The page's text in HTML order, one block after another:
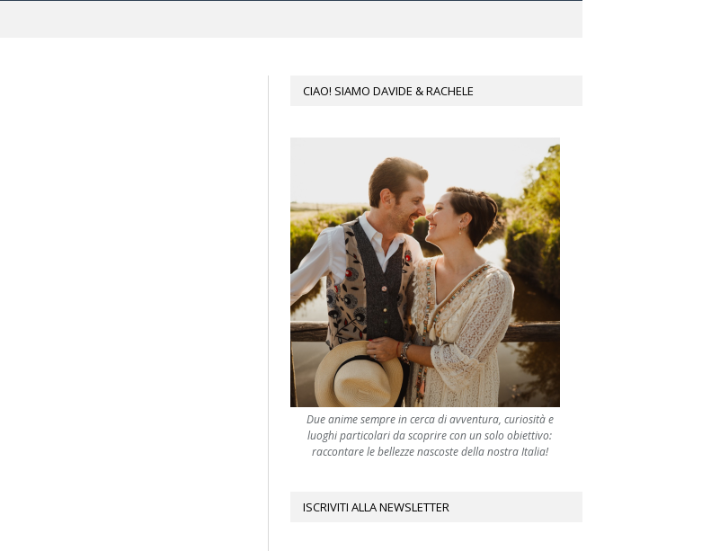
CIAO! SIAMO DAVIDE & RACHELE
Due anime sempre in cerca di avventura, curiosità e
luoghi particolari da scoprire con un solo obiettivo:
raccontare le bellezze nascoste della nostra Italia!
ISCRIVITI ALLA NEWSLETTER